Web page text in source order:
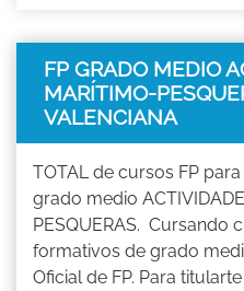
FP GRADO MEDIO
MARÍTIMO-
VALENCIANA
TOTAL de cursos FP
grado medio
PESQUERAS. Cursando
formativos de grado
Oficial de FP. Para titularte